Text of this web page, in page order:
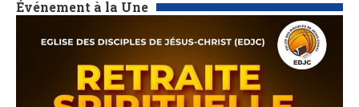
Événement à la Une